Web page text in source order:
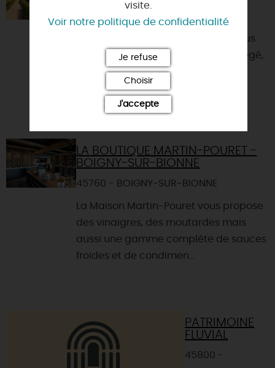
Vous aimez la Loire, le canoé, les
balades à vélo ou à pied, nous vous
accueillons, au sein d'un site protégé,
dans ce studio in...
LA BOUTIQUE MARTIN-POURET -
BOIGNY-SUR-BIONNE
45760 - BOIGNY-SUR-BIONNE
La Maison Martin-Pouret vous propose
des vinaigres, des moutardes mais
aussi une gamme complète de sauces
froides et de condimen...
PATRIMOINE
FLUVIAL
45800 -
visite.
Voir notre politique de confidentialité
Je refuse
Choisir
J'accepte